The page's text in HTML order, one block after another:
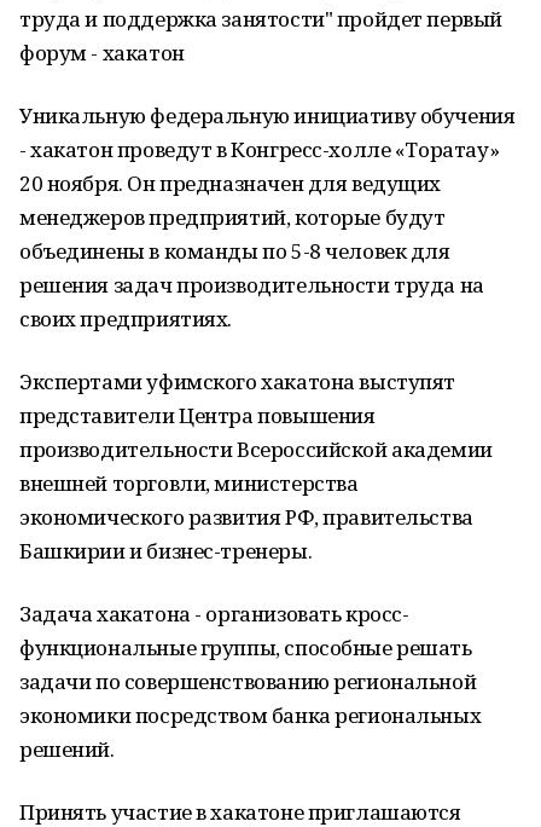
труда и поддержка занятости" пройдет первый
форум - хакатон
Уникальную федеральную инициативу обучения
- хакатон проведут в Конгресс-холле «Торатау»
20 ноября. Он предназначен для ведущих
менеджеров предприятий, которые будут
объединены в команды по 5-8 человек для
решения задач производительности труда на
своих предприятиях.
Экспертами уфимского хакатона выступят
представители Центра повышения
производительности Всероссийской академии
внешней торговли, министерства
экономического развития РФ, правительства
Башкирии и бизнес-тренеры.
Задача хакатона - организовать кросс-
функциональные группы, способные решать
задачи по совершенствованию региональной
экономики посредством банка региональных
решений.
Принять участие в хакатоне приглашаются